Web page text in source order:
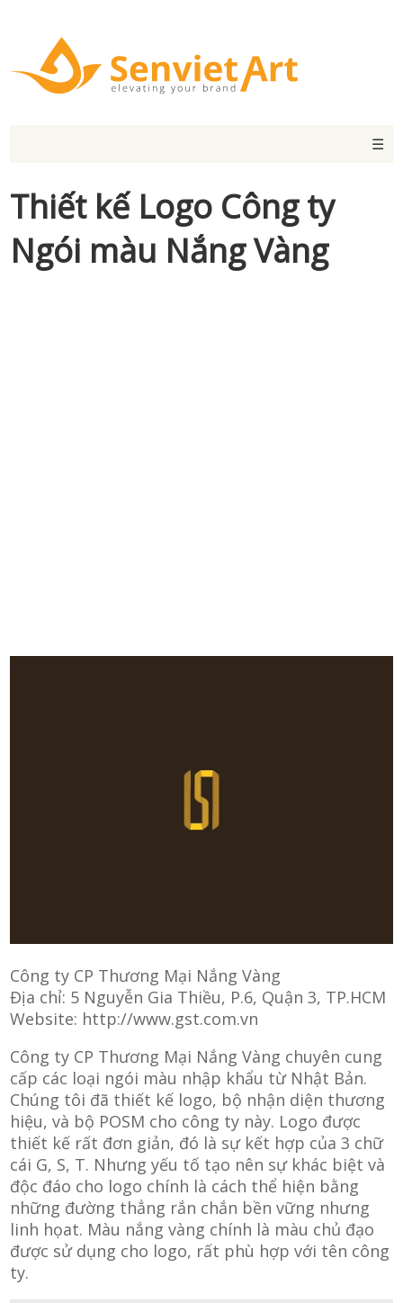
☰
Thiết kế Logo Công ty
Ngói màu Nắng Vàng
Công ty CP Thương Mại Nắng Vàng
Địa chỉ: 5 Nguyễn Gia Thiều, P.6, Quận 3, TP.HCM
Website: http://www.gst.com.vn
Công ty CP Thương Mại Nắng Vàng chuyên cung
cấp các loại ngói màu nhập khẩu từ Nhật Bản.
Chúng tôi đã thiết kế logo, bộ nhận diện thương
hiệu, và bộ POSM cho công ty này. Logo được
thiết kế rất đơn giản, đó là sự kết hợp của 3 chữ
cái G, S, T. Nhưng yếu tố tạo nên sự khác biệt và
độc đáo cho logo chính là cách thể hiện bằng
những đường thẳng rắn chắn bền vững nhưng
linh họat. Màu nắng vàng chính là màu chủ đạo
được sử dụng cho logo, rất phù hợp với tên công
ty.